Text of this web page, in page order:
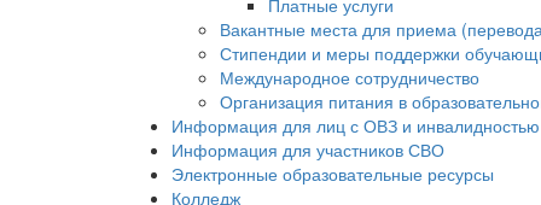
Платные услуги
Вакантные места для приема
Стипендии и меры поддержки
Международное сотрудничество
Организация питания в
Информация для лиц с ОВЗ и инвалидностью
Информация для участников СВО
Электронные образовательные ресурсы
Колледж